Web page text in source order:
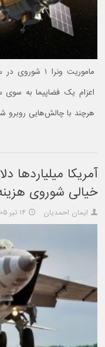
اعزام یک فضاپیما به سوی
هرچند با چالش‌هایی روبرو
آمریکا میلیاردها
خیالی شوروی
ایمان احمدیان ۱۴ تیر ۱۴۰۵ ساعت ۱۹:۴۳